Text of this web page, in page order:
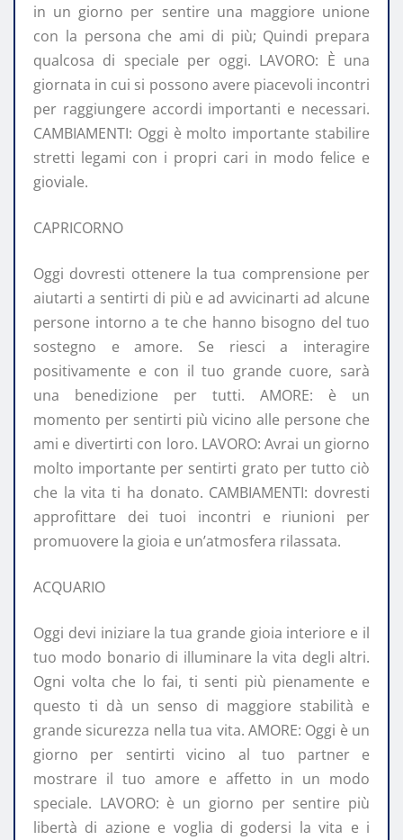
in un giorno per sentire una maggiore unione
con la persona che ami di più; Quindi prepara
qualcosa di speciale per oggi. LAVORO: È una
giornata in cui si possono avere piacevoli incontri
per raggiungere accordi importanti e necessari.
CAMBIAMENTI: Oggi è molto importante stabilire
stretti legami con i propri cari in modo felice e
gioviale.
CAPRICORNO
Oggi dovresti ottenere la tua comprensione per
aiutarti a sentirti di più e ad avvicinarti ad alcune
persone intorno a te che hanno bisogno del tuo
sostegno e amore. Se riesci a interagire
positivamente e con il tuo grande cuore, sarà
una benedizione per tutti. AMORE: è un
momento per sentirti più vicino alle persone che
ami e divertirti con loro. LAVORO: Avrai un giorno
molto importante per sentirti grato per tutto ciò
che la vita ti ha donato. CAMBIAMENTI: dovresti
approfittare dei tuoi incontri e riunioni per
promuovere la gioia e un’atmosfera rilassata.
ACQUARIO
Oggi devi iniziare la tua grande gioia interiore e il
tuo modo bonario di illuminare la vita degli altri.
Ogni volta che lo fai, ti senti più pienamente e
questo ti dà un senso di maggiore stabilità e
grande sicurezza nella tua vita. AMORE: Oggi è un
giorno per sentirti vicino al tuo partner e
mostrare il tuo amore e affetto in un modo
speciale. LAVORO: è un giorno per sentire più
libertà di azione e voglia di godersi la vita e i